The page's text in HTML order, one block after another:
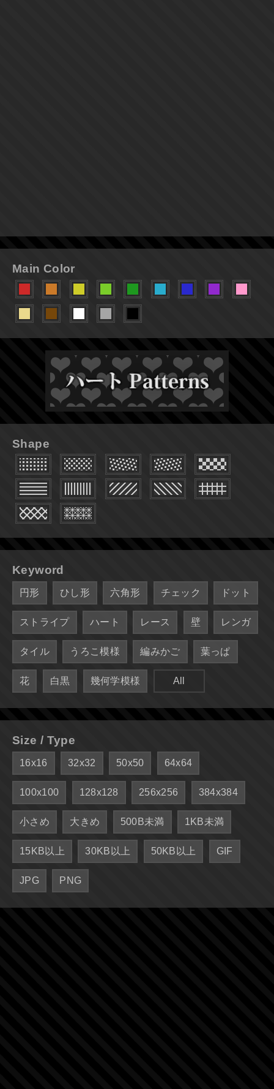
Main Color
Shape
Keyword
円形 ひし形 六角形 チェック ドット
ストライプ ハート レース 壁 レンガ
タイル うろこ模様 編みかご 葉っぱ
花 白黒 幾何学模様 All
Size / Type
16x16 32x32 50x50 64x64
100x100 128x128 256x256 384x384
小さめ 大きめ 500B未満 1KB未満
15KB以上 30KB以上 50KB以上 GIF
JPG PNG